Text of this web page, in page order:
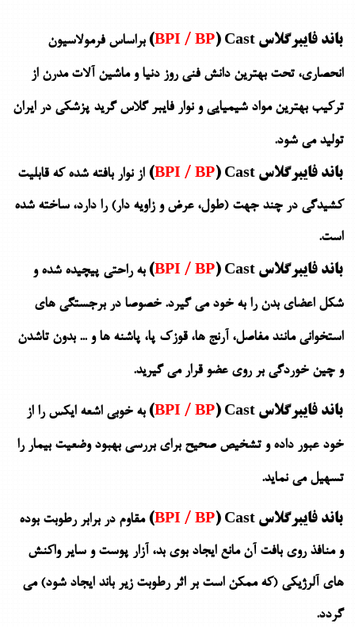
باند فایبرگلاس BPI / BP) Cast)
براساس فرمولاسیون
انحصاری، تحت بهترین دانش فنی روز دنیا و ماشین آلات مدرن از
ترکیب بهترین مواد شیمیایی و نوار فایبر گلاس گرید پزشکی در ایران
تولید می شود.
باند فایبرگلاس BPI / BP) Cast)
از نوار بافته شده که قابلیت
کشیدگی در چند جهت (طول، عرض و زاویه دار) را دارد، ساخته شده
است.
باند فایبرگلاس BPI / BP) Cast)
به راحتی پیچیده شده و
شکل اعضای بدن را به خود می گیرد. خصوصا در برجستگی های
استخوانی مانند مفاصل، آرنج ها، قوزک پا، پاشنه ها و ... بدون تاشدن
و چین خوردگی بر روی عضو قرار می گیرید.
باند فایبرگلاس BPI / BP) Cast)
به خوبی اشعه ایکس را از
خود عبور داده و تشخیص صحیح برای بررسی بهبود وضعیت بیمار را
تسهیل می نماید.
باند فایبرگلاس BPI / BP) Cast)
مقاوم در برابر رطوبت بوده
و منافذ روی بافت آن مانع ایجاد بوی بد، آزار پوست و سایر واکنش
های آلرژیکی (که ممکن است بر اثر رطوبت زیر باند ایجاد شود) می
گردد.